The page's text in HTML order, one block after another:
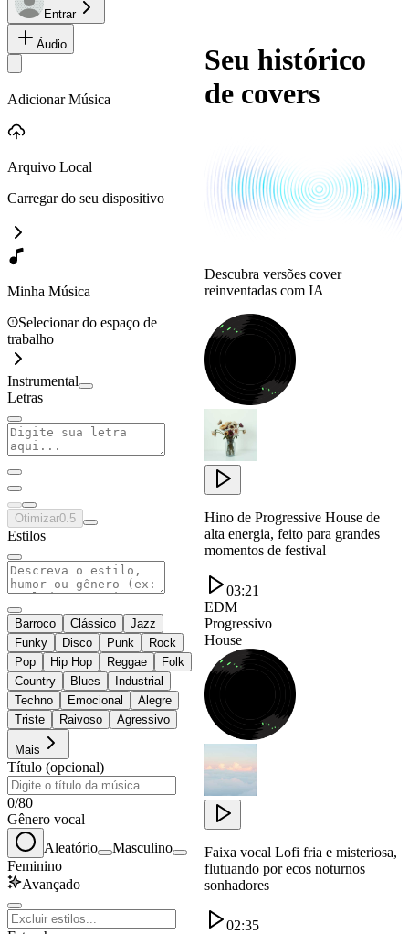
Entrar
Áudio
Adicionar Música
Arquivo Local
Carregar do seu dispositivo
Minha Música
Selecionar do espaço de
trabalho
Instrumental
Letras
Otimizar0.5
Estilos
Barroco Clássico
Jazz
Funky
Disco Punk
Rock
Pop
Hip Hop Reggae
Folk
Country
Blues
Industrial
Techno
Emocional
Alegre
Triste
Raivoso Agressivo
Mais
Título (opcional)
0/80
Gênero vocal
Aleatório
Masculino
Feminino
Avançado
Seu histórico
de covers
Descubra versões cover
reinventadas com IA
Hino de Progressive House de
alta energia, feito para grandes
momentos de festival
03:21
EDM
Progressivo
House
Faixa vocal Lofi fria e misteriosa,
flutuando por ecos noturnos
sonhadores
02:35